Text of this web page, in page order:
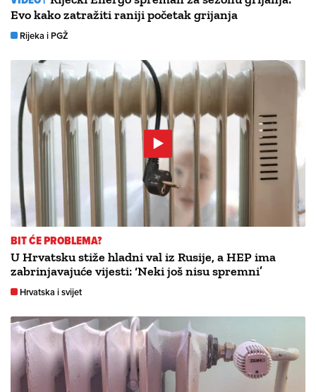
Evo kako zatražiti raniji početak grijanja
Rijeka i PGŽ
BIT ĆE PROBLEMA?
U Hrvatsku stiže hladni val iz Rusije, a HEP ima
zabrinjavajuće vijesti: ‘Neki još nisu spremni’
Hrvatska i svijet